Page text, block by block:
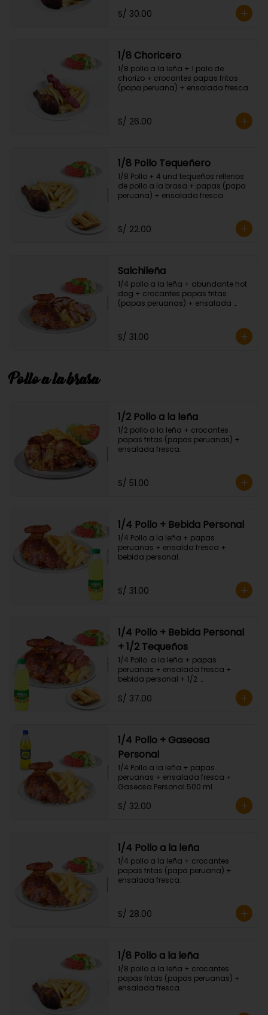
S/ 30.00
1/8 Choricero
1/8 pollo a la leña + 1 palo de
chorizo + crocantes papas fritas
(papa peruana) + ensalada fresca.
S/ 26.00
1/8 Pollo Tequeñero
1/8 Pollo + 4 und tequeños rellenos
de pollo a la brasa + papas (papa
peruana) + ensalada fresca.
S/ 22.00
Salchileña
1/4 pollo a la leña + abundante hot
dog + crocantes papas fritas
(papas peruanas) + ensalada
S/ 31.00
Pollo a la brasa
1/2 Pollo a la leña
1/2 pollo a la leña + crocantes
papas fritas (papas peruanas) +
ensalada fresca.
S/ 51.00
1/4 Pollo + Bebida Personal
1/4 Pollo a la leña + papas
peruanas + ensalda fresca +
bebida personal.
S/ 31.00
1/4 Pollo + Bebida Personal
+ 1/2 Tequeños
1/4 Pollo  a la leña + papas
peruanas + ensalada fresca +
bebida personal + 1/2
S/ 37.00
1/4 Pollo + Gaseosa
Personal
1/4 Pollo a la leña + papas
peruanas + ensalada fresca +
Gaseosa Personal 500 ml.
S/ 32.00
1/4 Pollo a la leña
1/4 pollo a la leña + crocantes
papas fritas (papa peruana) +
ensalada fresca.
S/ 28.00
1/8 Pollo a la leña
1/8 pollo a la leña + crocantes
papas fritas (papas peruanas) +
ensalada fresca.